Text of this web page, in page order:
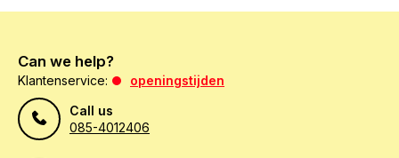
Can we help?
Klantenservice:
openingstijden
Call us
085-4012406